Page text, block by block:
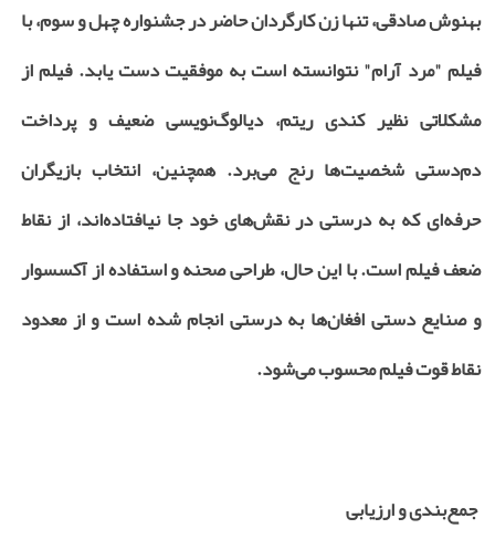
بهنوش صادقی، تنها زن کارگردان حاضر در جشنواره چهل و سوم، با
فیلم "مرد آرام" نتوانسته است به موفقیت دست یابد. فیلم از
مشکلاتی نظیر کندی ریتم، دیالوگ‌نویسی ضعیف و پرداخت
دم‌دستی شخصیت‌ها رنج می‌برد. همچنین، انتخاب بازیگران
حرفه‌ای که به درستی در نقش‌های خود جا نیافتاده‌اند، از نقاط
ضعف فیلم است. با این حال، طراحی صحنه و استفاده از آکسسوار
و صنایع دستی افغان‌ها به درستی انجام شده است و از معدود
نقاط قوت فیلم محسوب می‌شود.
جمع‌بندی و ارزیابی